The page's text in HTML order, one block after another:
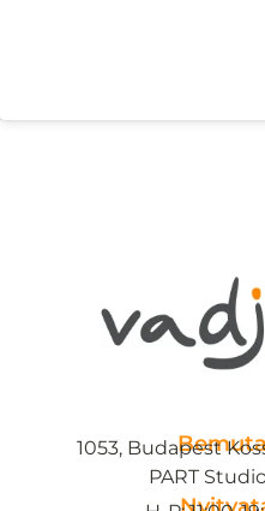
1053, Budapest
PART